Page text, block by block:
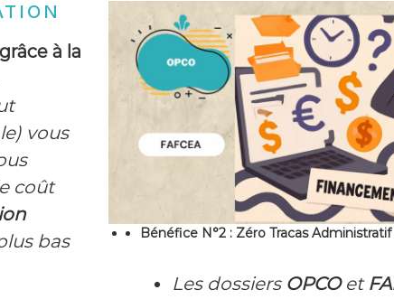
à la
vous
coût
bas
Bénéfice N°2 : Zéro Tracas Administratif
Les dossiers OPCOet